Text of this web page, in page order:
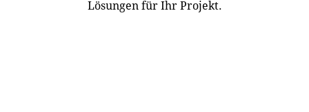
Lösungen für Ihr Projekt.